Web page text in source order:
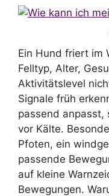
Ein Hund friert im
Felltyp, Alter,
Aktivitätslevel
Signale früh
passend anpasst,
vor Kälte.
Pfoten, ein
passende
auf kleine
Bewegungen.